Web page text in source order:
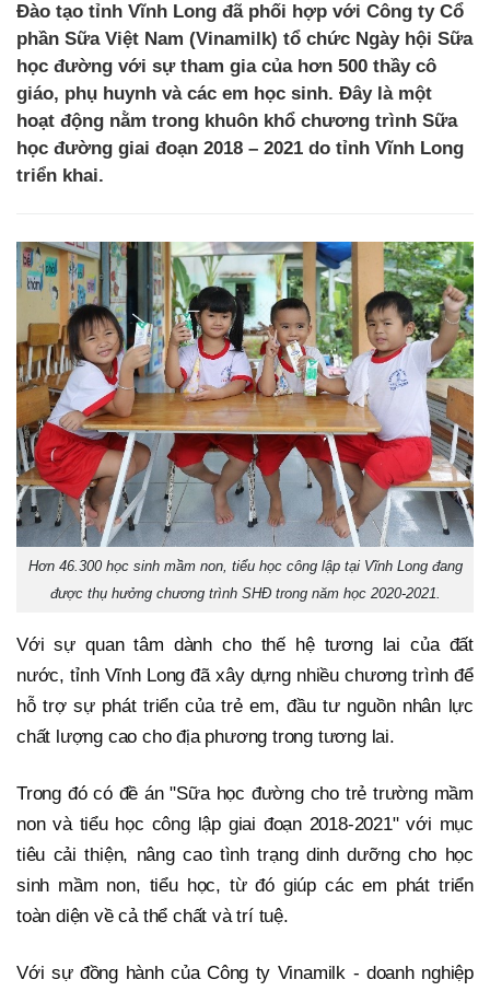
Đào tạo tỉnh Vĩnh Long đã phối hợp với Công ty Cổ
phần Sữa Việt Nam (Vinamilk) tổ chức Ngày hội Sữa
học đường với sự tham gia của hơn 500 thầy cô
giáo, phụ huynh và các em học sinh. Đây là một
hoạt động nằm trong khuôn khổ chương trình Sữa
học đường giai đoạn 2018 – 2021 do tỉnh Vĩnh Long
triển khai.
Hơn 46.300 học sinh mầm non, tiểu học công lập tại Vĩnh Long đang
được thụ hưởng chương trình SHĐ trong năm học 2020-2021.
Với sự quan tâm dành cho thế hệ tương lai của đất
nước, tỉnh Vĩnh Long đã xây dựng nhiều chương trình để
hỗ trợ sự phát triển của trẻ em, đầu tư nguồn nhân lực
chất lượng cao cho địa phương trong tương lai.
Trong đó có đề án "Sữa học đường cho trẻ trường mầm
non và tiểu học công lập giai đoạn 2018-2021" với mục
tiêu cải thiện, nâng cao tình trạng dinh dưỡng cho học
sinh mầm non, tiểu học, từ đó giúp các em phát triển
toàn diện về cả thể chất và trí tuệ.
Với sự đồng hành của Công ty Vinamilk - doanh nghiệp